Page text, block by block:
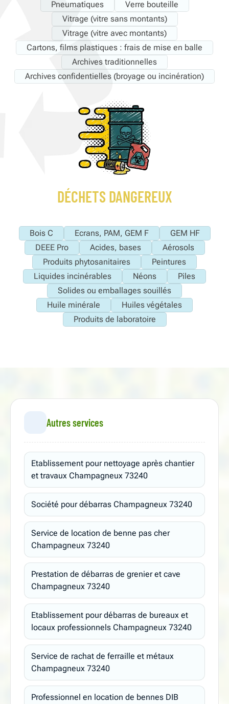
Pneumatiques
Verre bouteille
Vitrage (vitre sans montants)
Vitrage (vitre avec montants)
Cartons, films plastiques : frais de mise en balle
Archives traditionnelles
Archives confidentielles (broyage ou incinération)
DÉCHETS DANGEREUX
Bois C Ecrans, PAM, GEM F
GEM HF
DEEE Pro
Acides, bases
Aérosols
Produits phytosanitaires
Peintures
Liquides incinérables
Néons
Piles
Solides ou emballages souillés
Huile minérale
Huiles végétales
Produits de laboratoire
Autres services
Etablissement pour nettoyage après chantier
et travaux Champagneux 73240
Société pour débarras Champagneux 73240
Service de location de benne pas cher
Champagneux 73240
Prestation de débarras de grenier et cave
Champagneux 73240
Etablissement pour débarras de bureaux et
locaux professionnels Champagneux 73240
Service de rachat de ferraille et métaux
Champagneux 73240
Professionnel en location de bennes DIB